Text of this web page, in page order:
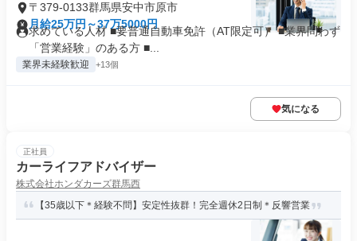
〒379-0133群馬県安中市原市
月給25万円～37万5000円
求めている人材 ■要普通自動車免許（AT限定可） ■業界問わず
「営業経験」のある方 ■...
業界未経験歓迎 +13個
気になる
正社員
カーライフアドバイザー
株式会社ホンダカーズ群馬西
【35歳以下＊経験不問】安定性抜群！完全週休2日制＊反響営業